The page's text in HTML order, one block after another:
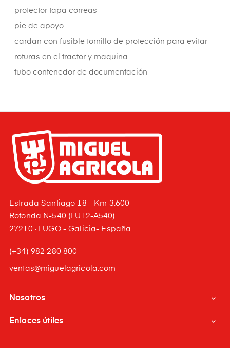
protector tapa correas
pie de apoyo
cardan con fusible tornillo de protección para evitar
roturas en el tractor y maquina
tubo contenedor de documentación
Estrada Santiago 18 - Km 3.600
Rotonda N-540 (LU12-A540)
27210 · LUGO - Galicia- España
(+34) 982 280 800
ventas@miguelagricola.com
Nosotros 
Enlaces útiles 